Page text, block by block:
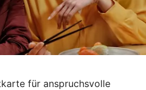
für anspruchsvolle